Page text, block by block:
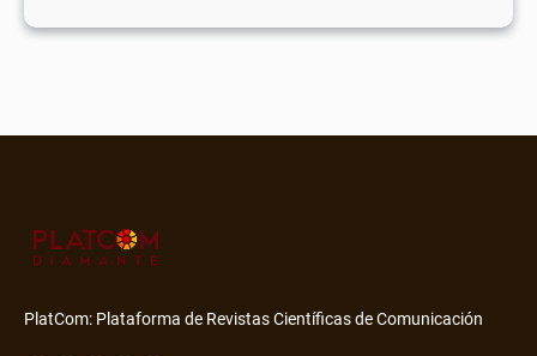
PlatCom: Plataforma de Revistas Científicas de Comunicación